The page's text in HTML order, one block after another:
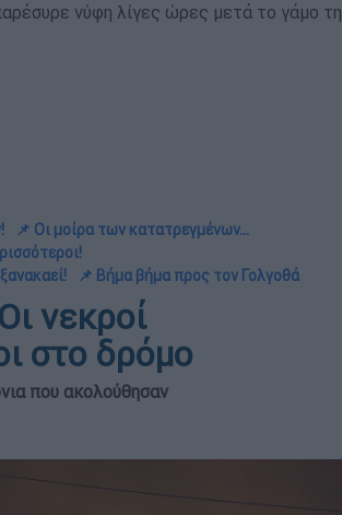
νύφη λίγες ώρες μετά το γάμο
📌 Οι μοίρα των κατατρεγμένων...
📌 Βήμα βήμα προς τον Γολγοθά
νεκροί
στο δρόμο
που ακολούθησαν